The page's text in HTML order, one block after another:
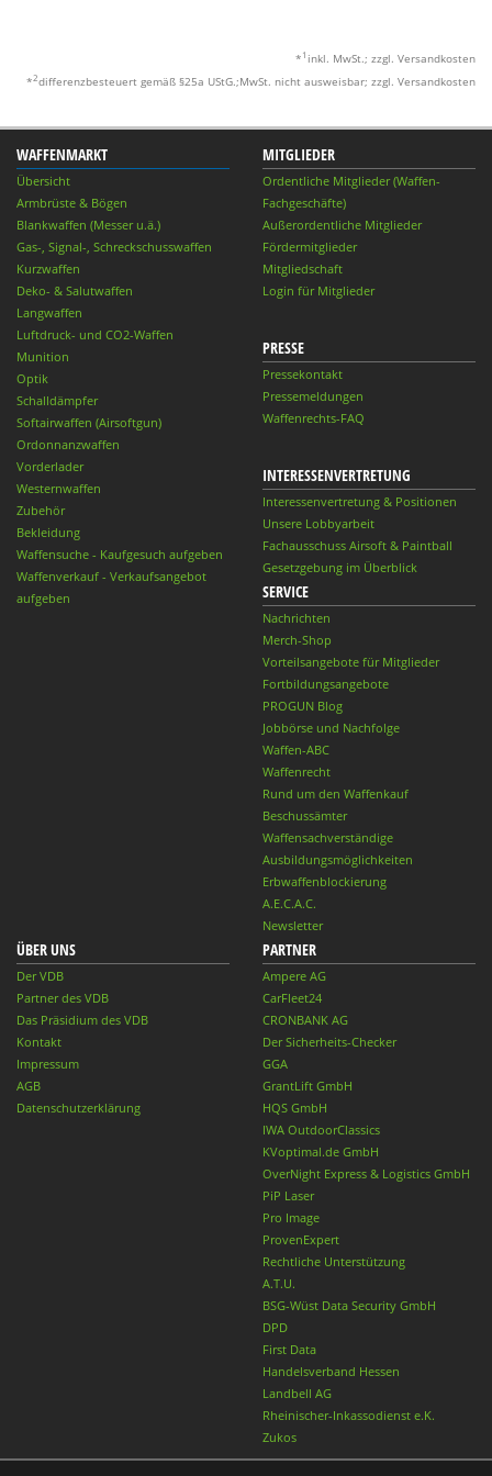
* 1 inkl. MwSt.; zzgl. Versandkosten
*2differenzbesteuert gemäß §25a UStG.;MwSt. nicht ausweisbar; zzgl. Versandkosten
WAFFENMARKT
Übersicht
Armbrüste & Bögen
Blankwaffen (Messer u.ä.)
Gas-, Signal-, Schreckschusswaffen
Kurzwaffen
Deko- & Salutwaffen
Langwaffen
Luftdruck- und CO2-Waffen
Munition
Optik
Schalldämpfer
Softairwaffen (Airsoftgun)
Ordonnanzwaffen
Vorderlader
Westernwaffen
Zubehör
Bekleidung
Waffensuche - Kaufgesuch aufgeben
Waffenverkauf - Verkaufsangebot
aufgeben
MITGLIEDER
Ordentliche Mitglieder (Waffen-
Fachgeschäfte)
Außerordentliche Mitglieder
Fördermitglieder
Mitgliedschaft
Login für Mitglieder
PRESSE
Pressekontakt
Pressemeldungen
Waffenrechts-FAQ
INTERESSENVERTRETUNG
Interessenvertretung & Positionen
Unsere Lobbyarbeit
Fachausschuss Airsoft & Paintball
Gesetzgebung im Überblick
SERVICE
Nachrichten
Merch-Shop
Vorteilsangebote für Mitglieder
Fortbildungsangebote
PROGUN Blog
Jobbörse und Nachfolge
Waffen-ABC
Waffenrecht
Rund um den Waffenkauf
Beschussämter
Waffensachverständige
Ausbildungsmöglichkeiten
Erbwaffenblockierung
A.E.C.A.C.
Newsletter
ÜBER UNS
Der VDB
Partner des VDB
Das Präsidium des VDB
Kontakt
Impressum
AGB
Datenschutzerklärung
PARTNER
Ampere AG
CarFleet24
CRONBANK AG
Der Sicherheits-Checker
GGA
GrantLift GmbH
HQS GmbH
IWA OutdoorClassics
KVoptimal.de GmbH
OverNight Express & Logistics GmbH
PiP Laser
Pro Image
ProvenExpert
Rechtliche Unterstützung
A.T.U.
BSG-Wüst Data Security GmbH
DPD
First Data
Handelsverband Hessen
Landbell AG
Rheinischer-Inkassodienst e.K.
Zukos